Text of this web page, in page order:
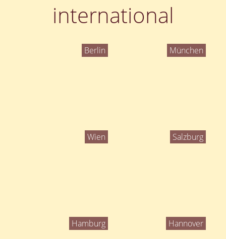
international
Berlin München
Wien Salzburg
Hamburg Hannover